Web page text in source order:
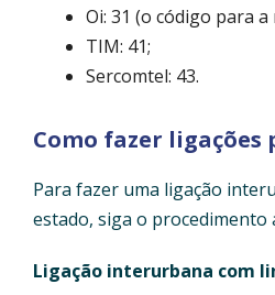
Oi: 31 (o código para
TIM: 41;
Sercomtel: 43.
Como fazer ligações
Para fazer uma ligação
estado, siga o procedimento
Ligação interurbana com